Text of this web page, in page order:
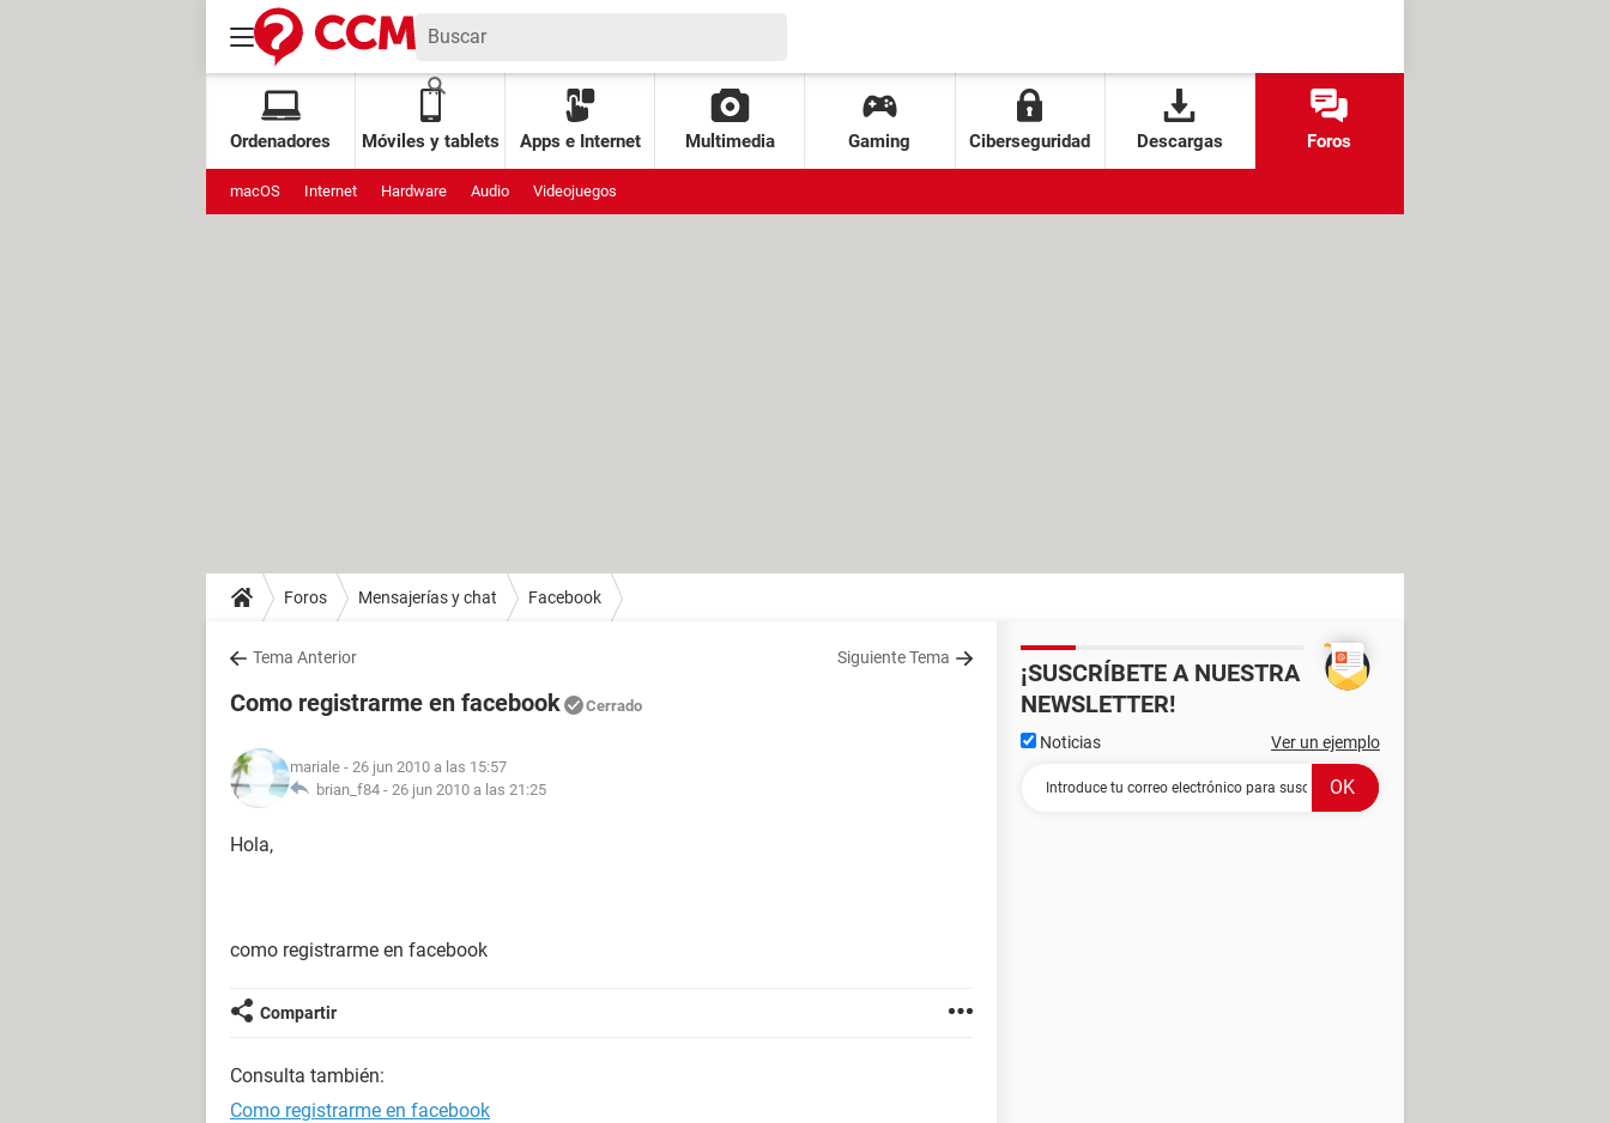
Ordenadores Móviles y tablets Apps e Internet Multimedia Gaming Ciberseguridad Descargas Foros
macOS Internet Hardware Audio Videojuegos
Foros Mensajerías y chat Facebook
Tema Anterior Siguiente Tema
Como registrarme en facebook Cerrado
mariale - 26 jun 2010 a las 15:57
brian_f84 - 26 jun 2010 a las 21:25
Hola,
como registrarme en facebook
Compartir
Consulta también:
Como registrarme en facebook
¡SUSCRÍBETE A NUESTRA
NEWSLETTER!
Noticias Ver un ejemplo